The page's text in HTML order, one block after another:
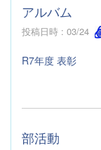
アルバム
投稿日時 : 03/24
R7年度 表彰
部活動